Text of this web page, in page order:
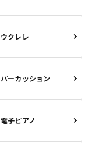
ウクレレ
パーカッション
電子ピアノ